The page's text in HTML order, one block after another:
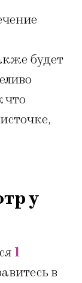
будет
что
у
1
в